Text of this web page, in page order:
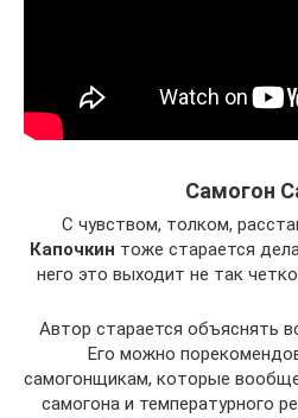
Самогон
С чувством, толком,
Капочкин тоже старается
него это выходит не так
Автор старается объяснять
Его можно
самогонщикам, которые
самогона и температурного